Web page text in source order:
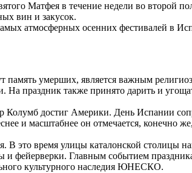
Матфея в течение недели во второй
вин и закусок.
атмосферных осенних фестивалей в
память умерших, является важным
праздник также принято дарить и
Колумб достиг Америки. День Испании
и масштабнее он отмечается, конечно
В это время улицы каталонской столицы
фейерверки. Главным событием
культурного наследия ЮНЕСКО.